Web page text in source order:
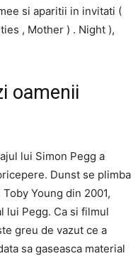
si aparitii in invitati (
, Mother ) . Night ),
oamenii
lui Simon Pegg a
Dunst se plimba
Young din 2001,
lui Pegg. Ca si filmul
greu de vazut ce a
sa gaseasca material